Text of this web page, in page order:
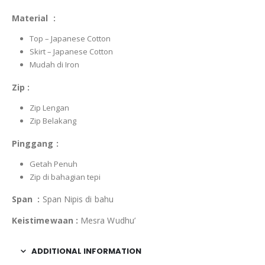
Material :
Top – Japanese Cotton
Skirt – Japanese Cotton
Mudah di Iron
Zip :
Zip Lengan
Zip Belakang
Pinggang :
Getah Penuh
Zip di bahagian tepi
Span : Span Nipis di bahu
Keistimewaan : Mesra Wudhu’
ADDITIONAL INFORMATION